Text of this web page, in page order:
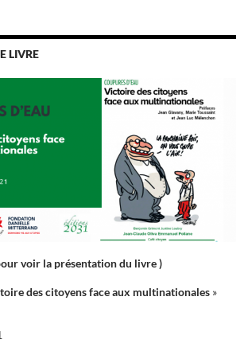
LIVRE
voir la présentation du livre )
des citoyens face aux multinationales »